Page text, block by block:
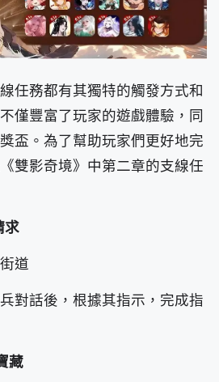
任務都有其獨特的觸發方式和
僅豐富了玩家的遊戲體驗，同
盃。為了幫助玩家們更好地完
雙影奇境》中第二章的支線任
求
道
對話後，根據其指示，完成指
藏